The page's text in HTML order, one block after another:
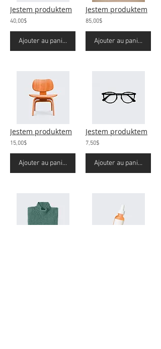
Jestem produktem
40,00$
Ajouter au panier
Jestem produktem
85,00$
Ajouter au panier
Jestem produktem
15,00$
Ajouter au panier
Jestem produktem
7,50$
Ajouter au panier